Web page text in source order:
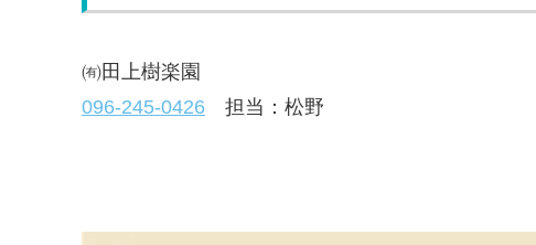
㈲田上樹楽園
096-245-0426 担当：松野